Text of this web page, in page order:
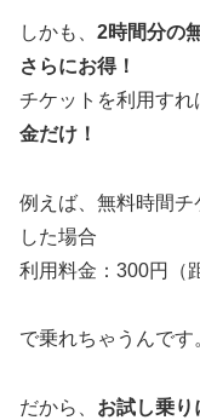
しかも、 2時間分の
さらにお得！
チケットを利用すれ
金だけ！
例えば、無料時間
した場合
利用料金：300円（
で乗れちゃうんです
だから、 お試し乗り